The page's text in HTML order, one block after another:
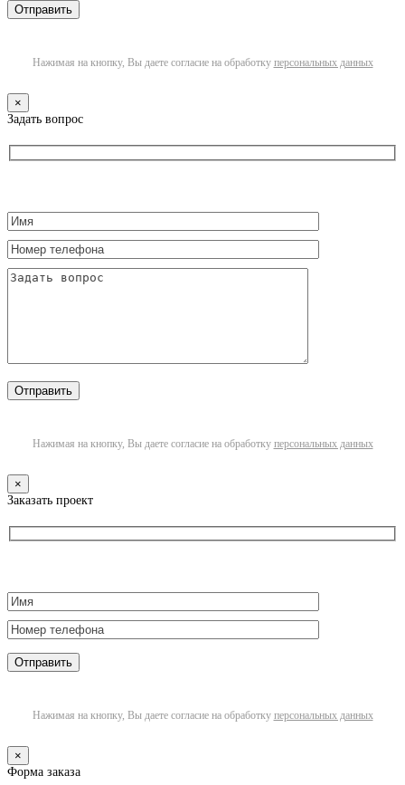
Нажимая на кнопку, Вы даете согласие на обработку персональных данных
×
Задать вопрос
Нажимая на кнопку, Вы даете согласие на обработку персональных данных
×
Заказать проект
Нажимая на кнопку, Вы даете согласие на обработку персональных данных
×
Форма заказа